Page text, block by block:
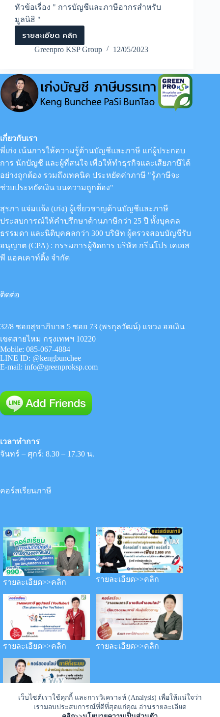
เว็บไซต์เราใช้คุกกี้ และการวิเคราะห์ (Analysis) เพื่อให้แน่ใจว่า
เรามอบประสบการณ์ที่ดีที่สุดแก่คุณ อ่านรายละเอียด
หัวข้อเรื่อง " การบัญชีและภาษีอากรสำหรับ
มูลนิธิ "
รายละเอียด คลิก
การ
บรรยาย
เรื่อง
บัญชี
และ
ภาษี
อากร
สำหรับ
Greenpro KSP Group 12/05/2023
เกี่ยวกับเรา
พี่เก่ง เน้นการให้ความรู้ด้านบัญชีและภาษี แก่ผู้ประกอบ
การ นักบัญชี และผู้ที่สนใจ เพื่อให้ทำธุรกิจและเสียภาษีได้
อย่างถูกต้อง รวมถึงเทคนิค ประหยัดค่าภาษี "รู้ภาษีจะ
ช่วยประหยัดเงิน บนความถูกต้อง"
สุรภา แจ่มแจ้ง (เก่ง) ผู้เชี่ยวชาญด้านบัญชีและภาษี
ประสบการณ์ให้คำปรึกษาด้านภาษีกว่า 25 ปี ทั้งบุคคล
ธรรมดา และนิติบุคคลกว่า 300 บริษัท ผู้ตรวจสอบบัญชีรับ
อนุญาต (CPA) : กรรมการผู้จัดการ บริษัท กรีนโปร เคเอส
พี แอคเคาท์ติ้ง จำกัด
ติดต่อ
32/8 ซอยสุขาภิบาล 5 ซอย 73 (พรกุลวัฒน์) แขวง ออเงิน
เขตสายไหม กรุงเทพฯ 10220
Mobile: 085-067-4884
LINE ID: @kengbunchee
E-mail: info@greenproksp.com
เวลาทำการ
จันทร์ – ศุกร์: 8.30 – 17.30 น.
คอร์สเรียนภาษี
รายละเอียด>>คลิก รายละเอียด>>คลิก
รายละเอียด>>คลิก รายละเอียด>>คลิก
รายละเอียด>>คลิก